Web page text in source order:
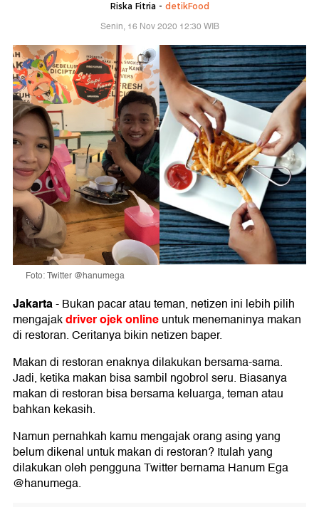
Riska Fitria - detikFood
Senin, 16 Nov 2020 12:30 WIB
Foto: Twitter @hanumega
Jakarta-Bukan pacar atau teman, netizen ini lebih pilih
mengajakdriver ojek onlineuntuk menemaninya makan
di restoran. Ceritanya bikin netizen baper.
Makan di restoran enaknya dilakukan bersama-sama.
Jadi, ketika makan bisa sambil ngobrol seru. Biasanya
makan di restoran bisa bersama keluarga, teman atau
bahkan kekasih.
Namun pernahkah kamu mengajak orang asing yang
belum dikenal untuk makan di restoran? Itulah yang
dilakukan oleh pengguna Twitter bernama Hanum Ega
@hanumega.